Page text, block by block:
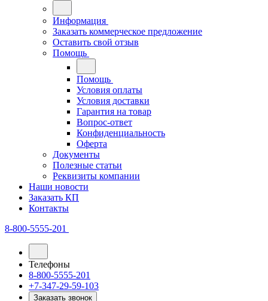
Информация
Заказать коммерческое предложение
Оставить свой отзыв
Помощь
Помощь
Условия оплаты
Условия доставки
Гарантия на товар
Вопрос-ответ
Конфиденциальность
Оферта
Документы
Полезные статьи
Реквизиты компании
Наши новости
Заказать КП
Контакты
8-800-5555-201
Телефоны
8-800-5555-201
+7-347-29-59-103
Заказать звонок